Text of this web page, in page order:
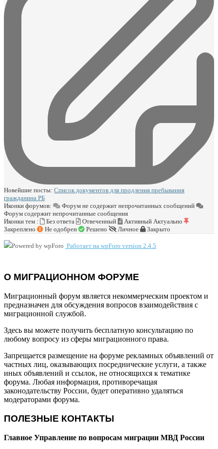
Новейшие посты: Список документов для продления пребывания
гражданина РБ
Иконки форумов:
Форум не содержит непрочитанных сообщений
Форум содержит непрочитанные сообщения
Иконки тем :
Без ответа Отвеченный Активный Актуально
Закреплено
Не одобрен Решено Личное Закрыто
Работает на wpForo version 2.4.5
О МИГРАЦИОННОМ ФОРУМЕ
Миграционный форум является некоммерческим проектом и
предназначен для обсуждения вопросов взаимодействия с
миграционной службой.
Здесь вы можете получить бесплатную консультацию по
любому вопросу из сферы миграционного права.
Запрещается размещение на форуме рекламных объявлений от
частных лиц, оказывающих посреднические услуги, а также
иных объявлений и ссылок, не относящихся к тематике
форума. Любая информация, противоречащая
законодательству России, будет оперативно удаляться
модераторами форума.
ПОЛЕЗНЫЕ КОНТАКТЫ
Главное Управление по вопросам миграции МВД России